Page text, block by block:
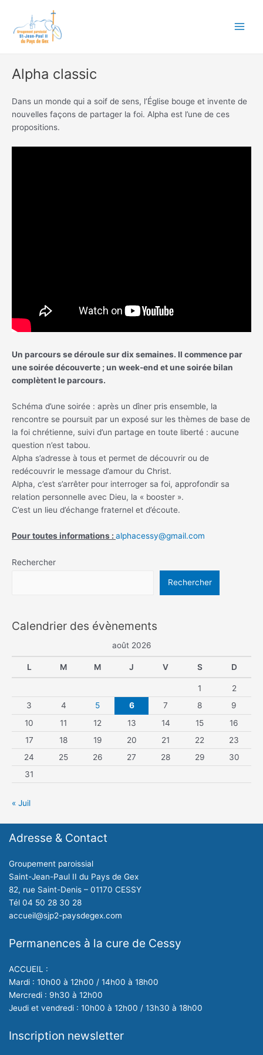
contenu
Alpha classic
Dans un monde qui a soif de sens, l’Église bouge et invente de
nouvelles façons de partager la foi. Alpha est l’une de ces
propositions.
Un parcours se déroule sur dix semaines. Il commence par
une soirée découverte ; un week-end et une soirée bilan
complètent le parcours.
Schéma d’une soirée : après un dîner pris ensemble, la
rencontre se poursuit par un exposé sur les thèmes de base de
la foi chrétienne, suivi d’un partage en toute liberté : aucune
question n’est tabou.
Alpha s’adresse à tous et permet de découvrir ou de
redécouvrir le message d’amour du Christ.
Alpha, c’est s’arrêter pour interroger sa foi, approfondir sa
relation personnelle avec Dieu, la « booster ».
C’est un lieu d’échange fraternel et d’écoute.
Pour toutes informations : alphacessy@gmail.com
Rechercher
Rechercher
Calendrier des évènements
août 2026
L M M J V S D
1
2
3
4 5 6 7 8
9
10
11 12 13 14 15
16
17
18 19 20 21 22
23
24
25 26 27 28 29
30
31
« Juil
Adresse & Contact
Groupement paroissial
Saint-Jean-Paul II du Pays de Gex
82, rue Saint-Denis – 01170 CESSY
Tél 04 50 28 30 28
accueil@sjp2-paysdegex.com
Permanences à la cure de Cessy
ACCUEIL :
Mardi : 10h00 à 12h00 / 14h00 à 18h00
Mercredi : 9h30 à 12h00
Jeudi et vendredi : 10h00 à 12h00 / 13h30 à 18h00
Inscription newsletter